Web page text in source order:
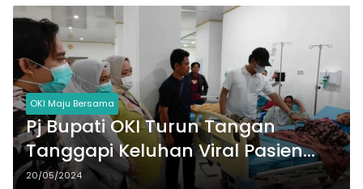
OKI Maju Bersama
Pj Bupati OKI Turun Tangan
Tanggapi Keluhan Viral Pasien
RSUD Kayuagung
20/05/2024